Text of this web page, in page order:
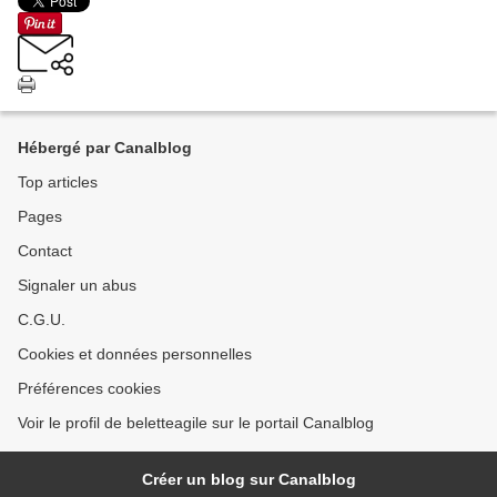
Hébergé par Canalblog
Top articles
Pages
Contact
Signaler un abus
C.G.U.
Cookies et données personnelles
Préférences cookies
Voir le profil de beletteagile sur le portail Canalblog
Créer un blog sur Canalblog